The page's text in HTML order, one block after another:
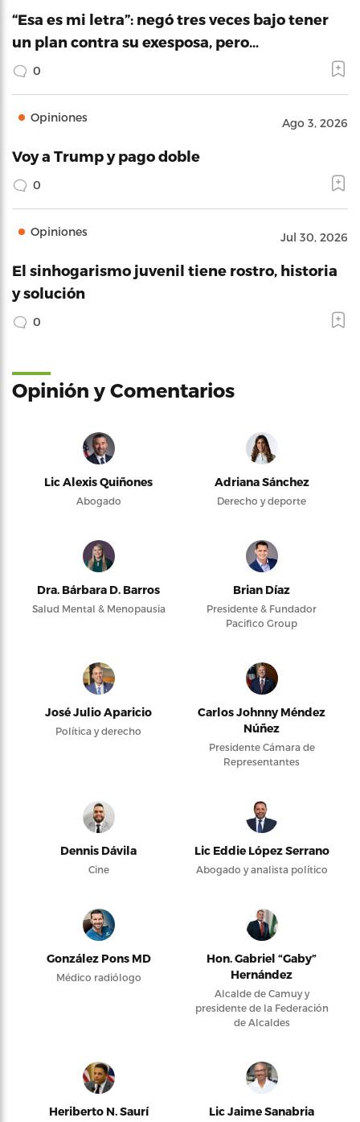
“Esa es mi letra”: negó tres veces bajo tener
un plan contra su exesposa, pero…
0
Opiniones Ago 3, 2026
Voy a Trump y pago doble
0
Opiniones Jul 30, 2026
El sinhogarismo juvenil tiene rostro, historia
y solución
0
Opinión y Comentarios
Lic Alexis Quiñones
Abogado
Adriana Sánchez
Derecho y deporte
Dra. Bárbara D. Barros
Salud Mental & Menopausia
Brian Díaz
Presidente & Fundador
Pacifico Group
José Julio Aparicio
Política y derecho
Carlos Johnny Méndez
Núñez
Presidente Cámara de
Representantes
Dennis Dávila
Cine
Lic Eddie López Serrano
Abogado y analista político
González Pons MD
Médico radiólogo
Hon. Gabriel “Gaby”
Hernández
Alcalde de Camuy y
presidente de la Federación
de Alcaldes
Heriberto N. Saurí Lic Jaime Sanabria